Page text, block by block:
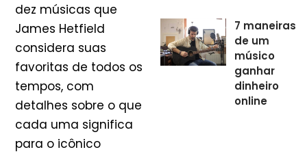
dez músicas que
James Hetfield
considera suas
favoritas de todos os
tempos, com
detalhes sobre o que
cada uma significa
para o icônico
7 maneiras
de um
músico
ganhar
dinheiro
online